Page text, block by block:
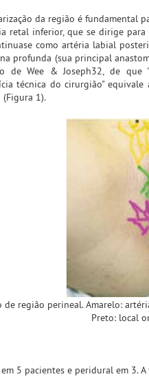
da região é fundamental
retal inferior, que se dirige
como artéria labial
profunda (sua principal
de Wee & Joseph32, de
técnica do cirurgião"
1).
de região perineal. Amarelo:
Preto: local
5 pacientes e peridural em 3.